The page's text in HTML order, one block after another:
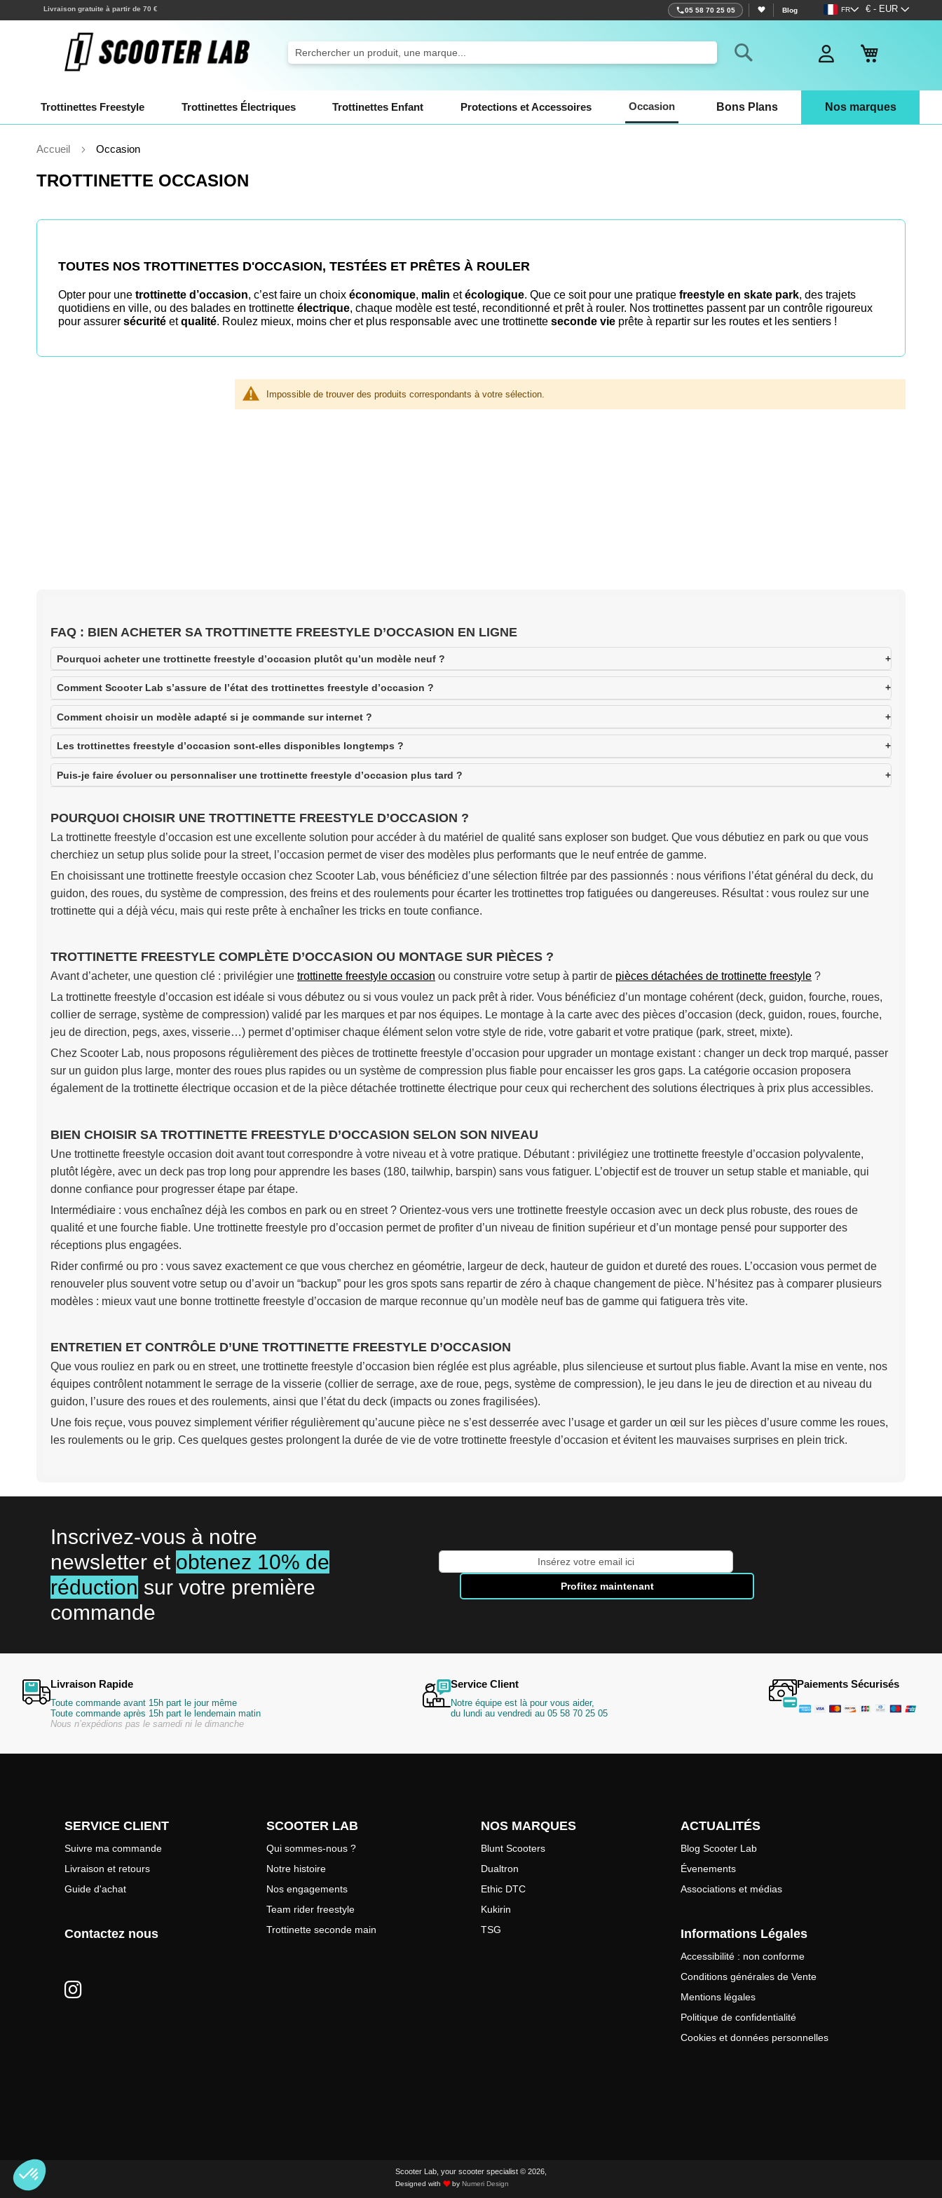
Allez
au
contenu
Devise
€ - EUR
Langue
FR
Expéditions en quelques heures ! 05 58 70 25 05 Blog
Rechercher
Trottinettes Freestyle Trottinettes Électriques Trottinettes Enfant Protections et Accessoires Occasion Bons Plans Nos marques
Accueil Occasion
TROTTINETTE OCCASION
TOUTES NOS TROTTINETTES D'OCCASION, TESTÉES ET PRÊTES À ROULER
Opter pour une trottinette d’occasion, c’est faire un choix économique, malin etécologique. Que ce soit pour une pratique freestyle en skate park, des trajets
quotidiens en ville, ou des balades en trottinette électrique, chaque modèle est testé, reconditionné et prêt à rouler. Nos trottinettes passent par un contrôle rigoureux
pour assurer sécurité etqualité. Roulez mieux, moins cher et plus responsable avec une trottinette seconde vie prête à repartir sur les routes et les sentiers !
Impossible de trouver des produits correspondants à votre sélection.
FAQ : BIEN ACHETER SA TROTTINETTE FREESTYLE D’OCCASION EN LIGNE
Pourquoi acheter une trottinette freestyle d’occasion plutôt qu’un modèle neuf ?
Comment Scooter Lab s’assure de l’état des trottinettes freestyle d’occasion ?
Comment choisir un modèle adapté si je commande sur internet ?
Les trottinettes freestyle d’occasion sont-elles disponibles longtemps ?
Puis-je faire évoluer ou personnaliser une trottinette freestyle d’occasion plus tard ?
POURQUOI CHOISIR UNE TROTTINETTE FREESTYLE D’OCCASION ?
La trottinette freestyle d’occasion est une excellente solution pour accéder à du matériel de qualité sans exploser son budget. Que vous débutiez en park ou que vous
cherchiez un setup plus solide pour la street, l’occasion permet de viser des modèles plus performants que le neuf entrée de gamme.
En choisissant une trottinette freestyle occasion chez Scooter Lab, vous bénéficiez d’une sélection filtrée par des passionnés : nous vérifions l’état général du deck, du
guidon, des roues, du système de compression, des freins et des roulements pour écarter les trottinettes trop fatiguées ou dangereuses. Résultat : vous roulez sur une
trottinette qui a déjà vécu, mais qui reste prête à enchaîner les tricks en toute confiance.
TROTTINETTE FREESTYLE COMPLÈTE D’OCCASION OU MONTAGE SUR PIÈCES ?
Avant d’acheter, une question clé : privilégier une trottinette freestyle occasion ou construire votre setup à partir de pièces détachées de trottinette freestyle ?
La trottinette freestyle d’occasion est idéale si vous débutez ou si vous voulez un pack prêt à rider. Vous bénéficiez d’un montage cohérent (deck, guidon, fourche, roues,
collier de serrage, système de compression) validé par les marques et par nos équipes. Le montage à la carte avec des pièces d’occasion (deck, guidon, roues, fourche,
jeu de direction, pegs, axes, visserie…) permet d’optimiser chaque élément selon votre style de ride, votre gabarit et votre pratique (park, street, mixte).
Chez Scooter Lab, nous proposons régulièrement des pièces de trottinette freestyle d’occasion pour upgrader un montage existant : changer un deck trop marqué, passer
sur un guidon plus large, monter des roues plus rapides ou un système de compression plus fiable pour encaisser les gros gaps. La catégorie occasion proposera
également de la trottinette électrique occasion et de la pièce détachée trottinette électrique pour ceux qui recherchent des solutions électriques à prix plus accessibles.
BIEN CHOISIR SA TROTTINETTE FREESTYLE D’OCCASION SELON SON NIVEAU
Une trottinette freestyle occasion doit avant tout correspondre à votre niveau et à votre pratique. Débutant : privilégiez une trottinette freestyle d’occasion polyvalente,
plutôt légère, avec un deck pas trop long pour apprendre les bases (180, tailwhip, barspin) sans vous fatiguer. L’objectif est de trouver un setup stable et maniable, qui
donne confiance pour progresser étape par étape.
Intermédiaire : vous enchaînez déjà les combos en park ou en street ? Orientez-vous vers une trottinette freestyle occasion avec un deck plus robuste, des roues de
qualité et une fourche fiable. Une trottinette freestyle pro d’occasion permet de profiter d’un niveau de finition supérieur et d’un montage pensé pour supporter des
réceptions plus engagées.
Rider confirmé ou pro : vous savez exactement ce que vous cherchez en géométrie, largeur de deck, hauteur de guidon et dureté des roues. L’occasion vous permet de
renouveler plus souvent votre setup ou d’avoir un “backup” pour les gros spots sans repartir de zéro à chaque changement de pièce. N’hésitez pas à comparer plusieurs
modèles : mieux vaut une bonne trottinette freestyle d’occasion de marque reconnue qu’un modèle neuf bas de gamme qui fatiguera très vite.
ENTRETIEN ET CONTRÔLE D’UNE TROTTINETTE FREESTYLE D’OCCASION
Que vous rouliez en park ou en street, une trottinette freestyle d’occasion bien réglée est plus agréable, plus silencieuse et surtout plus fiable. Avant la mise en vente, nos
équipes contrôlent notamment le serrage de la visserie (collier de serrage, axe de roue, pegs, système de compression), le jeu dans le jeu de direction et au niveau du
guidon, l’usure des roues et des roulements, ainsi que l’état du deck (impacts ou zones fragilisées).
Une fois reçue, vous pouvez simplement vérifier régulièrement qu’aucune pièce ne s’est desserrée avec l’usage et garder un œil sur les pièces d’usure comme les roues,
les roulements ou le grip. Ces quelques gestes prolongent la durée de vie de votre trottinette freestyle d’occasion et évitent les mauvaises surprises en plein trick.
Inscrivez-vous à notre
newsletter et obtenez 10% de
réduction sur votre première
commande
à
Profitez maintenant
Livraison Rapide
Toute commande avant 15h part le jour même
Toute commande après 15h part le lendemain matin
Nous n’expédions pas le samedi ni le dimanche
Service Client
Notre équipe est là pour vous aider,
du lundi au vendredi au 05 58 70 25 05
Paiements Sécurisés
SERVICE CLIENT
Suivre ma commande
Livraison et retours
Guide d'achat
Contactez nous
SCOOTER LAB
Qui sommes-nous ?
Notre histoire
Nos engagements
Team rider freestyle
Trottinette seconde main
NOS MARQUES
Blunt Scooters
Dualtron
Ethic DTC
Kukirin
TSG
ACTUALITÉS
Blog Scooter Lab
Évenements
Associations et médias
Informations Légales
Accessibilité : non conforme
Conditions générales de Vente
Mentions légales
Politique de confidentialité
Cookies et données personnelles
Scooter Lab, your scooter specialist © 2026,
Designed with by Numeri Design